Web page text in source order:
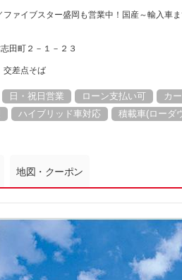
ファイブスター盛岡も営業中！国産～輸入車
田町２－１－２３
差点そば
日・祝日営業 ローン支払い可
カ
ハイブリッド車対応 積載車(ローダ
地図・クーポン